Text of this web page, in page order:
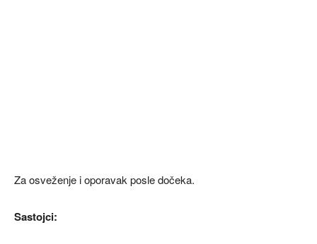
Za osveženje i oporavak posle dočeka.
Sastojci: